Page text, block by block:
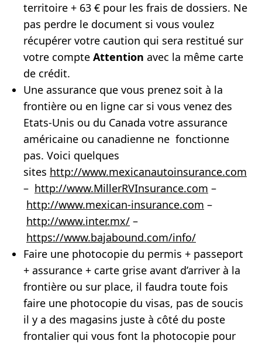
territoire + 63 € pour les frais de dossiers. Ne
pas perdre le document si vous voulez
récupérer votre caution qui sera restitué sur
votre compte Attention avec la même carte
de crédit.
Une assurance que vous prenez soit à la
frontière ou en ligne car si vous venez des
Etats-Unis ou du Canada votre assurance
américaine ou canadienne ne fonctionne
pas. Voici quelques
sites http://www.mexicanautoinsurance.com
– http://www.MillerRVInsurance.com –
http://www.mexican-insurance.com –
http://www.inter.mx/ –
https://www.bajabound.com/info/
Faire une photocopie du permis + passeport
+ assurance + carte grise avant d’arriver à la
frontière ou sur place, il faudra toute fois
faire une photocopie du visas, pas de soucis
il y a des magasins juste à côté du poste
frontalier qui vous font la photocopie pour